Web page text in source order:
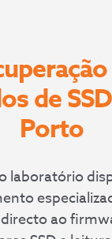
de
Porto
laboratório
ao